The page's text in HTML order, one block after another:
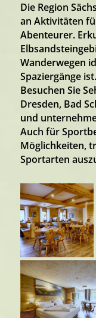
Die Region
an Aktivitäten
Abenteurer.
Wanderwegen
Spaziergänge ist.
Besuchen Sie
Dresden, Bad
und
Auch für
Möglichkeiten,
Sportarten